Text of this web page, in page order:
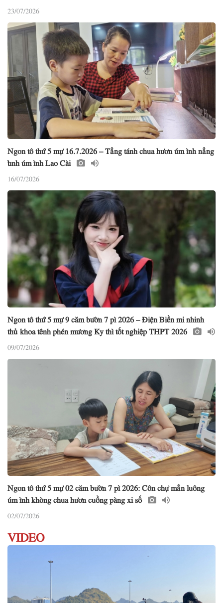
23/07/2026
Ngon tô thứ 5 mự 16.7.2026 – Tẳng tánh chua hươn úm ình nẳng
tỉnh úm ình Lao Cài
16/07/2026
Ngon tô thứ 5 mự 9 căm bườn 7 pì 2026 – Điện Biền mi nhinh
thủ khoa tênh phén mương Ky thì tốt nghiệp THPT 2026
09/07/2026
Ngon tô thứ 5 mự 02 căm bườn 7 pì 2026: Côn chự mẳn luông
úm ình khòng chua hươn cuồng pàng xi số
02/07/2026
VIDEO